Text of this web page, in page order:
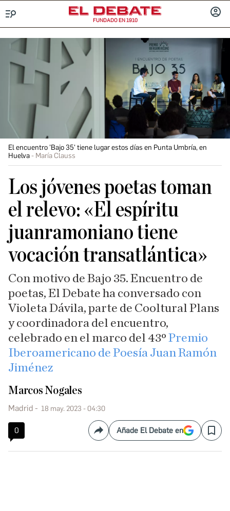
FUNDADO EN 1910
El encuentro 'Bajo 35' tiene lugar estos días en Punta Umbría, en
Huelva
María Clauss
Los jóvenes poetas toman
el relevo: «El espíritu
juanramoniano tiene
vocación transatlántica»
Con motivo de Bajo 35. Encuentro de
poetas, El Debate ha conversado con
Violeta Dávila, parte de Cooltural Plans
y coordinadora del encuentro,
celebrado en el marco del 43º Premio
Iberoamericano de Poesía Juan Ramón
Jiménez
Marcos Nogales
Madrid 18 may. 2023 - 04:30
0 CompartirAñade El Debate en Save